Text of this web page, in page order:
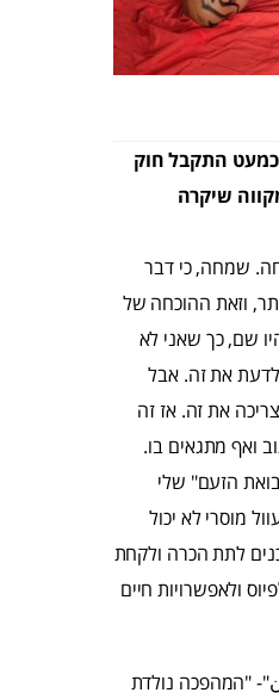
התקבל חוק
שיקרה
שמחה, כי דבר
וזאת ההוכחה של
שם, כך שאני לא
את זה. אבל
את זה. אז זה
ואף מתגאים בו.
הזעם" שלי
מוסרי לא יכול
לתת הכרה ולקחת
ולאפשרויות חיים
"המהפכה נולדת